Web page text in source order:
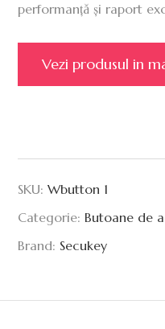
performanță și raport
Vezi produsul in
SKU:Wbutton 1
Categorie: Butoane de
Brand: Secukey